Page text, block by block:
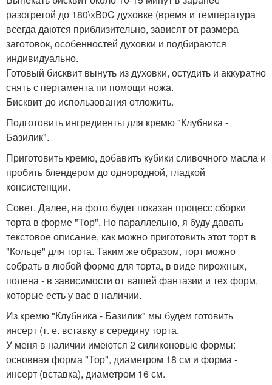
разогретой до 180\xB0C духовке (время и температура
всегда даются приблизительно, зависят от размера
заготовок, особенностей духовки и подбираются
индивидуально.
Готовый бисквит вынуть из духовки, остудить и аккуратно
снять с пергамента пи помощи ножа.
Бисквит до использования отложить.
Подготовить ингредиенты для кремю "Клубника -
Базилик".
Приготовить кремю, добавить кубики сливочного масла и
пробить блендером до однородной, гладкой
консистенции.
Совет. Далее, на фото будет показан процесс сборки
торта в форме "Тор". Но параллельно, я буду давать
текстовое описание, как можно приготовить этот торт в
"Кольце" для торта. Таким же образом, торт можно
собрать в любой форме для торта, в виде пирожных,
полена - в зависимости от вашей фантазии и тех форм,
которые есть у вас в наличии.
Из кремю "Клубника - Базилик" мы будем готовить
инсерт (т. е. вставку в середину торта.
У меня в наличии имеются 2 силиконовые формы:
основная форма "Тор", диаметром 18 см и форма -
инсерт (вставка), диаметром 16 см.